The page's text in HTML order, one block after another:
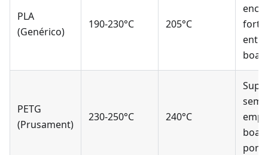
PLA
(Genérico)
190-230°C 205°C
forte
boas
PETG
(Prusament)
230-250°C 240°C
sem
boa